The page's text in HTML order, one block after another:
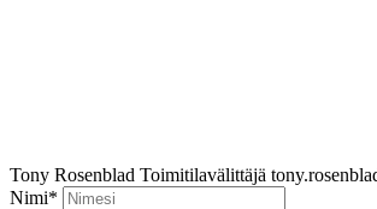
Tony Rosenblad Toimitilavälittäjä
Nimi*